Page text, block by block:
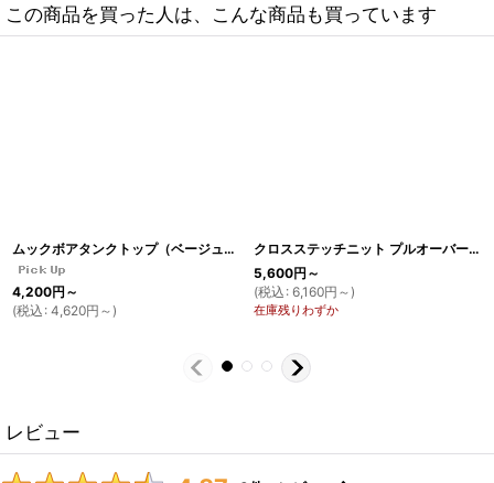
この商品を買った人は、こんな商品も買っています
ムックボアタンクトップ（ベージュ） TA5]
4,200円 ～
(税込 : 4,620円 ～)
クロスステッチニット プルオーバー（ブラック×ホワイト）
5,600円 ～
(税込 : 6,160円 ～)
在庫残りわずか
レビュー